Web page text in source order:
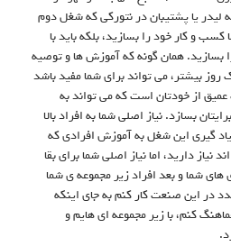
یا پشتیبان در نتورکی که شغل دوم
و کار خود را بسازید، بلکه باید با
بسازید. همان گونه که آموزش ها و توصیه
روز بیشتر، می تواند برای شما مفید باشد
از خودتان است که می تواند به
بسازد. نیاز اصلی شما به افراد بالا
گیری این شغل به آموزش افرادی که
نیاز دارید، اما نیاز اصلی شما برای بقا
های شما و بعد افراد زیر مجموعه ی شما
در این صنعت کار کنم به جای اینکه
کنم، با زیر مجموعه ای هایم و